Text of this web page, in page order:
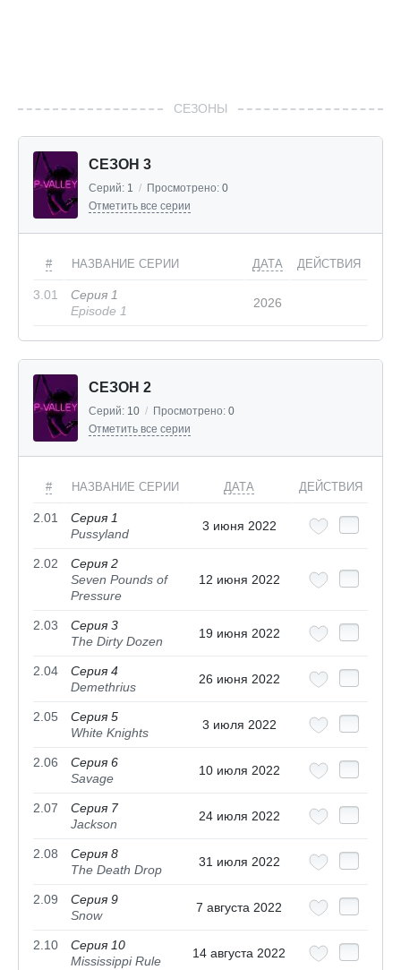
СЕЗОНЫ
СЕЗОН 3
Серий: 1 / Просмотрено: 0
Отметить все серии
# НАЗВАНИЕ СЕРИИ ДАТА ДЕЙСТВИЯ
3.01
Серия 1
Episode 1
2026
СЕЗОН 2
Серий: 10 / Просмотрено: 0
Отметить все серии
# НАЗВАНИЕ СЕРИИ ДАТА ДЕЙСТВИЯ
2.01
Серия 1
Pussyland
3 июня 2022
2.02
Серия 2
Seven Pounds of
Pressure
12 июня 2022
2.03
Серия 3
The Dirty Dozen
19 июня 2022
2.04
Серия 4
Demethrius
26 июня 2022
2.05
Серия 5
White Knights
3 июля 2022
2.06
Серия 6
Savage
10 июля 2022
2.07
Серия 7
Jackson
24 июля 2022
2.08
Серия 8
The Death Drop
31 июля 2022
2.09
Серия 9
Snow
7 августа 2022
2.10
Серия 10
Mississippi Rule
14 августа 2022